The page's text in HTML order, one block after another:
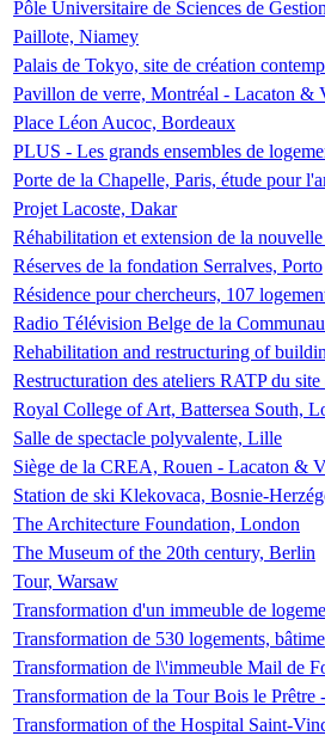
Pôle Universitaire de Sciences de
Paillote, Niamey
Palais de Tokyo, site de création
Pavillon de verre, Montréal - Lacaton &
Place Léon Aucoc, Bordeaux
PLUS - Les grands ensembles de
Porte de la Chapelle, Paris, étude pour
Projet Lacoste, Dakar
Réhabilitation et extension de la
Réserves de la fondation Serralves, Porto
Résidence pour chercheurs, 107
Radio Télévision Belge de la
Rehabilitation and restructuring of
Restructuration des ateliers RATP du
Royal College of Art, Battersea South,
Salle de spectacle polyvalente, Lille
Siège de la CREA, Rouen - Lacaton &
Station de ski Klekovaca, Bosnie-
The Architecture Foundation, London
The Museum of the 20th century, Berlin
Tour, Warsaw
Transformation d'un immeuble de
Transformation de 530 logements,
Transformation de l\'immeuble Mail de
Transformation de la Tour Bois le
Transformation of the Hospital Saint-